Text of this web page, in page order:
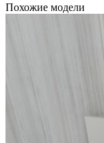
Похожие модели